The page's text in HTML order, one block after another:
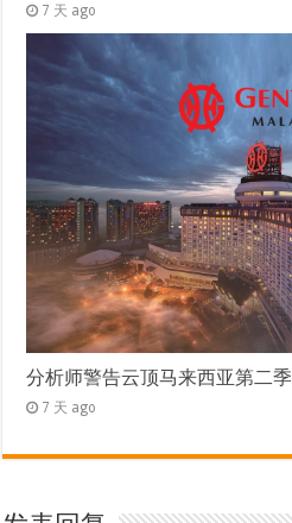
7 天 ago
分析师警告云顶马来西亚第二
7 天 ago